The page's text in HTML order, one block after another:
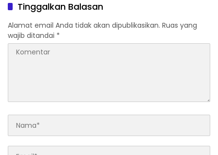
Tinggalkan Balasan
Alamat email Anda tidak akan dipublikasikan. Ruas yang
wajib ditandai *